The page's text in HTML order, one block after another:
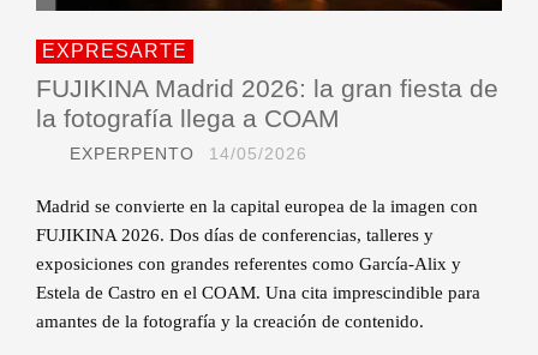
EXPRESARTE
FUJIKINA Madrid 2026: la gran fiesta de
la fotografía llega a COAM
EXPERPENTO 14/05/2026
Madrid se convierte en la capital europea de la imagen con
FUJIKINA 2026. Dos días de conferencias, talleres y
exposiciones con grandes referentes como García-Alix y
Estela de Castro en el COAM. Una cita imprescindible para
amantes de la fotografía y la creación de contenido.